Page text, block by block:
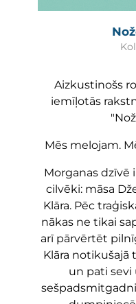
Aizkustinošs
iemīļotās
Mēs melojam.
Morganas dzīvē
cilvēki: māsa
Klāra. Pēc
nākas ne tikai
arī pārvērtēt
Klāra notikušajā
un pati sevi